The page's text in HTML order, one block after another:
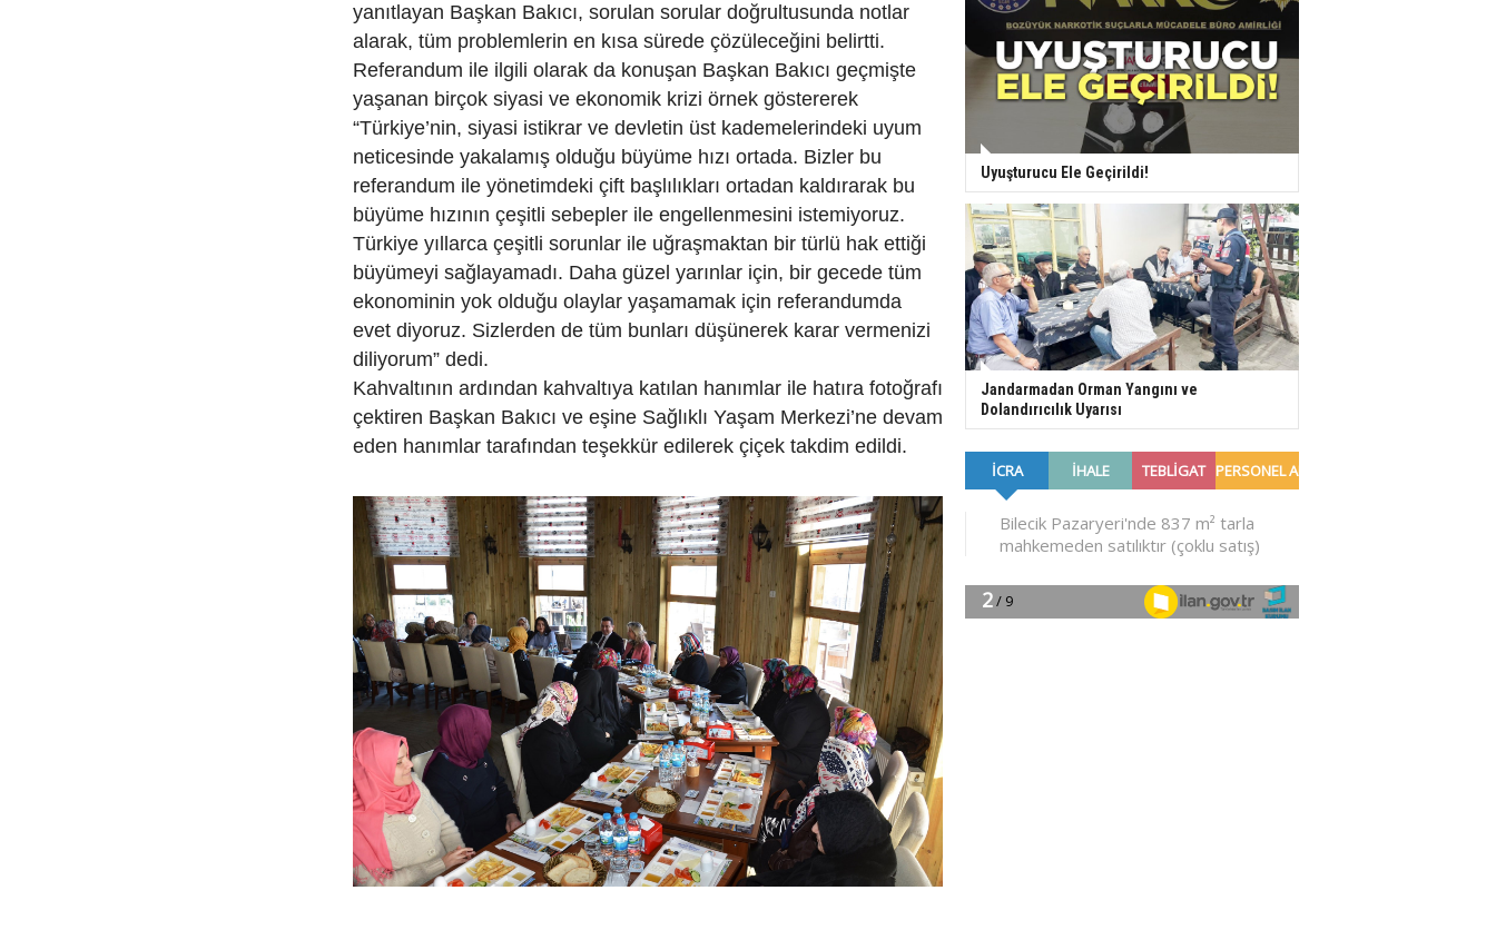
yanıtlayan Başkan Bakıcı, sorulan sorular doğrultusunda notlar
alarak, tüm problemlerin en kısa sürede çözüleceğini belirtti.
Referandum ile ilgili olarak da konuşan Başkan Bakıcı geçmişte
yaşanan birçok siyasi ve ekonomik krizi örnek göstererek
“Türkiye’nin, siyasi istikrar ve devletin üst kademelerindeki uyum
neticesinde yakalamış olduğu büyüme hızı ortada. Bizler bu
referandum ile yönetimdeki çift başlılıkları ortadan kaldırarak bu
büyüme hızının çeşitli sebepler ile engellenmesini istemiyoruz.
Türkiye yıllarca çeşitli sorunlar ile uğraşmaktan bir türlü hak ettiği
büyümeyi sağlayamadı. Daha güzel yarınlar için, bir gecede tüm
ekonominin yok olduğu olaylar yaşamamak için referandumda
evet diyoruz. Sizlerden de tüm bunları düşünerek karar vermenizi
diliyorum” dedi.
Kahvaltının ardından kahvaltıya katılan hanımlar ile hatıra fotoğrafı
çektiren Başkan Bakıcı ve eşine Sağlıklı Yaşam Merkezi’ne devam
eden hanımlar tarafından teşekkür edilerek çiçek takdim edildi.
Uyuşturucu Ele Geçirildi!
Jandarmadan Orman Yangını ve
Dolandırıcılık Uyarısı